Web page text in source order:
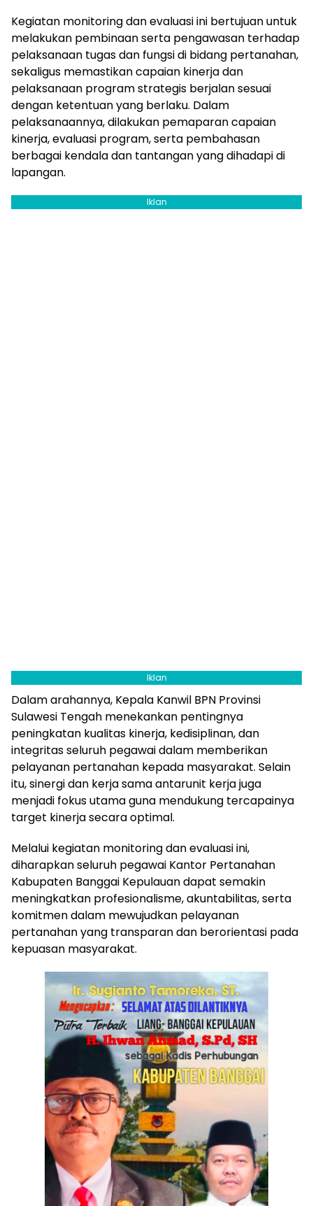
Kegiatan monitoring dan evaluasi ini bertujuan untuk
melakukan pembinaan serta pengawasan terhadap
pelaksanaan tugas dan fungsi di bidang pertanahan,
sekaligus memastikan capaian kinerja dan
pelaksanaan program strategis berjalan sesuai
dengan ketentuan yang berlaku. Dalam
pelaksanaannya, dilakukan pemaparan capaian
kinerja, evaluasi program, serta pembahasan
berbagai kendala dan tantangan yang dihadapi di
lapangan.
Iklan
Iklan
Dalam arahannya, Kepala Kanwil BPN Provinsi
Sulawesi Tengah menekankan pentingnya
peningkatan kualitas kinerja, kedisiplinan, dan
integritas seluruh pegawai dalam memberikan
pelayanan pertanahan kepada masyarakat. Selain
itu, sinergi dan kerja sama antarunit kerja juga
menjadi fokus utama guna mendukung tercapainya
target kinerja secara optimal.
Melalui kegiatan monitoring dan evaluasi ini,
diharapkan seluruh pegawai Kantor Pertanahan
Kabupaten Banggai Kepulauan dapat semakin
meningkatkan profesionalisme, akuntabilitas, serta
komitmen dalam mewujudkan pelayanan
pertanahan yang transparan dan berorientasi pada
kepuasan masyarakat.